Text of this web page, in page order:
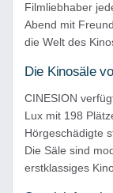
Filmliebhaber
Abend mit
die Welt des
Die Kinosäle
CINESION
Lux mit 198
Hörgeschädigte
Die Säle sind
erstklassiges